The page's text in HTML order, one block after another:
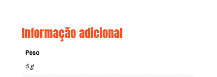
Informação adicional
Peso
5 g